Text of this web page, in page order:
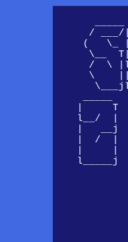
/ ___/
(   \_
\__
/  \
\
|     T
l__/  |
|   __j
|  /  |
|     |
l_____j